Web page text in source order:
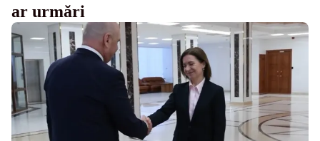
ar urmări